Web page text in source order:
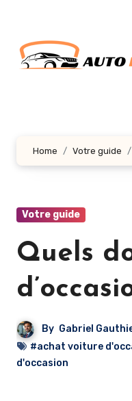
contenu
principal
Home Votre guide
Votre guide
Quels
By Gabriel
#achat voiture
d'occasion